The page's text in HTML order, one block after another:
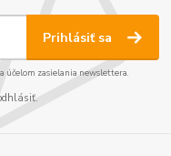
Prihlásiť sa
účelom zasielania newslettera.